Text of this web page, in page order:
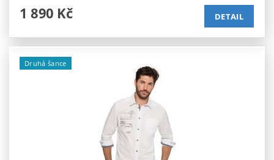
1 890 Kč DETAIL
Druhá šance